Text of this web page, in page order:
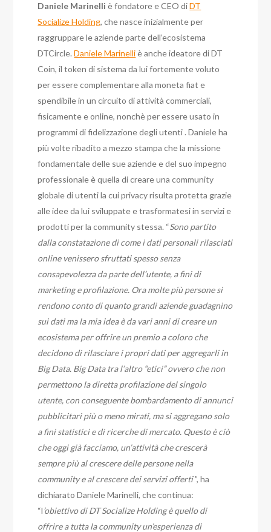
Daniele Marinelli è fondatore e CEO diDT
Socialize Holding, che nasce inizialmente per
raggruppare le aziende parte dell’ecosistema
DTCircle.Daniele Marinelliè anche ideatore di DT
Coin, il token di sistema da lui fortemente voluto
per essere complementare alla moneta fiat e
spendibile in un circuito di attività commerciali,
fisicamente e online, nonchè per essere usato in
programmi di fidelizzazione degli utenti . Daniele ha
più volte ribadito a mezzo stampa che la missione
fondamentale delle sue aziende e del suo impegno
professionale è quella di creare una community
globale di utenti la cui privacy risulta protetta grazie
alle idee da lui sviluppate e trasformatesi in servizi e
prodotti per la community stessa. “Sono partito
dalla constatazione di come i dati personali rilasciati
online venissero sfruttati spesso senza
consapevolezza da parte dell’utente, a fini di
marketing e profilazione. Ora molte più persone si
rendono conto di quanto grandi aziende guadagnino
sui dati ma la mia idea è da vari anni di creare un
ecosistema per offrire un premio a coloro che
decidono di rilasciare i propri dati per aggregarli in
Big Data. Big Data tra l’altro “etici” ovvero che non
permettono la diretta profilazione del singolo
utente, con conseguente bombardamento di annunci
pubblicitari più o meno mirati, ma si aggregano solo
a fini statistici e di ricerche di mercato. Questo è ciò
che oggi già facciamo, un’attività che crescerà
sempre più al crescere delle persone nella
community e al crescere dei servizi offerti”, ha
dichiarato Daniele Marinelli, che continua:
“l’obiettivo di DT Socialize Holding è quello di
offrire a tutta la community un’esperienza di